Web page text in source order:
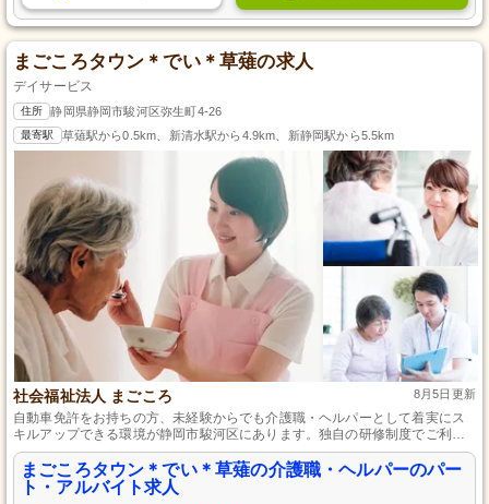
まごころタウン＊でい＊草薙の求人
デイサービス
住所 静岡県静岡市駿河区弥生町4-26
最寄駅 草薙駅から0.5km、新清水駅から4.9km、新静岡駅から5.5km
社会福祉法人 まごころ 8月5日更新
自動車免許をお持ちの方、未経験からでも介護職・ヘルパーとして着実にス
キルアップできる環境が静岡市駿河区にあります。独自の研修制度でご利用
者様に寄り添った温かいサポートを学ぶことができ、デイサービスでの勤務
を通じて地域社会に貢献していただきます。プライベートも大切にしながら
長く働けるパート・アルバイトの職場です。
まごころタウン＊でい＊草薙の介護職・ヘルパーのパー
ト・アルバイト求人